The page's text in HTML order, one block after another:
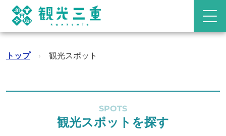
トップ › 観光スポット
SPOTS
観光スポットを探す